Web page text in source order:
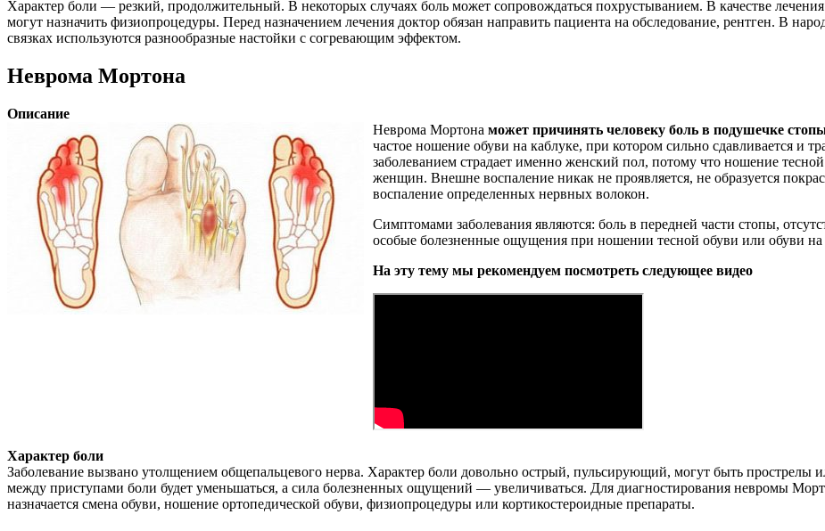
Характер боли — резкий, продолжительный. В некоторых случаях боль может сопровождаться похрустыванием. В качестве
могут назначить физиопроцедуры. Перед назначением лечения доктор обязан направить пациента на обследование, рентген. В
связках используются разнообразные настойки с согревающим эффектом.
Неврома Мортона
Описание
Неврома Мортона может причинять человеку боль в подушечке
частое ношение обуви на каблуке, при котором сильно сдавливается и
заболеванием страдает именно женский пол, потому что ношение
женщин. Внешне воспаление никак не проявляется, не образуется
воспаление определенных нервных волокон.
Симптомами заболевания являются: боль в передней части стопы,
особые болезненные ощущения при ношении тесной обуви или обуви на
На эту тему мы рекомендуем посмотреть следующее видео
Характер боли
Заболевание вызвано утолщением общепальцевого нерва. Характер боли довольно острый, пульсирующий, могут быть прострелы
между приступами боли будет уменьшаться, а сила болезненных ощущений — увеличиваться. Для диагностирования невромы
назначается смена обуви, ношение ортопедической обуви, физиопроцедуры или кортикостероидные препараты.